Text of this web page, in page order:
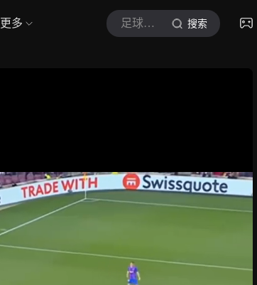
更多 足球津明干货课堂 搜索